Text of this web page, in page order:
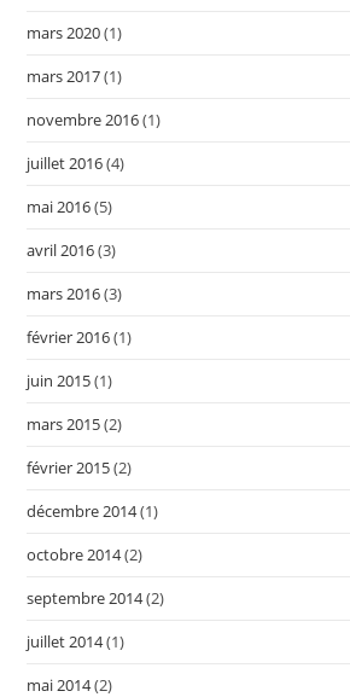
mars 2020(1)
mars 2017(1)
novembre 2016(1)
juillet 2016(4)
mai 2016(5)
avril 2016(3)
mars 2016(3)
février 2016(1)
juin 2015(1)
mars 2015(2)
février 2015(2)
décembre 2014(1)
octobre 2014(2)
septembre 2014(2)
juillet 2014(1)
mai 2014(2)